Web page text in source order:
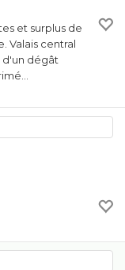
et surplus de
Valais central
d'un dégât